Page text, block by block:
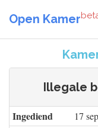
Open Kamer
Illegale
Ingediend 17